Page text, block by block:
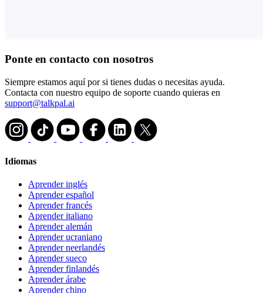
Ponte en contacto con nosotros
Siempre estamos aquí por si tienes dudas o necesitas ayuda.
Contacta con nuestro equipo de soporte cuando quieras en
support@talkpal.ai
Idiomas
Aprender inglés
Aprender español
Aprender francés
Aprender italiano
Aprender alemán
Aprender ucraniano
Aprender neerlandés
Aprender sueco
Aprender finlandés
Aprender árabe
Aprender chino